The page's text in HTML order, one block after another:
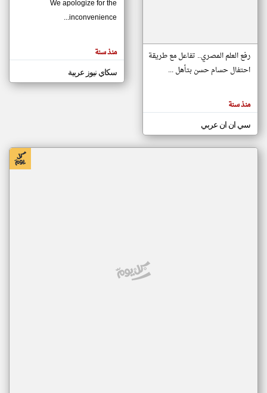
مصادر الأخبار من موريتانيا
اخبار موريتانيا على مدار الساعة
أهم اخبار موريتانيا العاجلة والمباشرة
المقالات
الموجوده
هنا عن
رفع العلم المصري.. تفاعل مع طريقة
احتفال حسام حسن بتأهل ...
منذ سنة
سي ان ان عربي
We apologize for the
inconvenience...
منذ سنة
سكاي نيوز عربية
klyoum.com